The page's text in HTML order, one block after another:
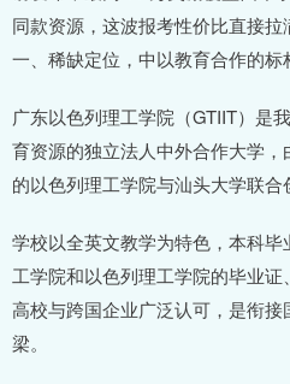
同款资源，这波报考性价比直接拉
一、稀缺定位，中以教育合作的标
广东以色列理工学院（GTIIT）是
育资源的独立法人中外合作大学，
的以色列理工学院与汕头大学联合
学校以全英文教学为特色，本科
工学院和以色列理工学院的毕业
高校与跨国企业广泛认可，是衔
梁。